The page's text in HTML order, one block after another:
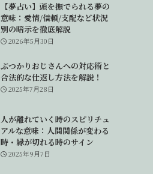
【夢占い】頭を撫でられる夢の
意味：愛情/信頼/支配など状況
別の暗示を徹底解説
2026年5月30日
ぶつかりおじさんへの対応術と
合法的な仕返し方法を解説！
2025年7月28日
人が離れていく時のスピリチュ
アルな意味：人間関係が変わる
時・縁が切れる時のサイン
2025年9月7日